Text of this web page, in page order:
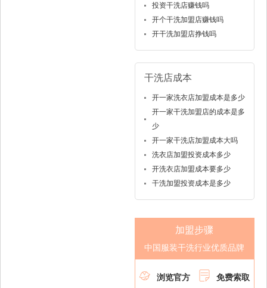
投资干洗店赚钱吗
开个干洗加盟店赚钱吗
开干洗加盟店挣钱吗
干洗店成本
开一家洗衣店加盟成本是多少
开一家干洗加盟店的成本是多
少
开一家干洗店加盟成本大吗
洗衣店加盟投资成本多少
开洗衣店加盟成本要多少
干洗加盟投资成本是多少
加盟步骤
中国服装干洗行业优质品牌

浏览官方

免费索取